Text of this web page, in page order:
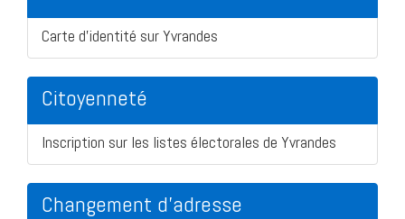
Carte d'identité sur Yvrandes
Citoyenneté
Inscription sur les listes électorales de Yvrandes
Changement d'adresse